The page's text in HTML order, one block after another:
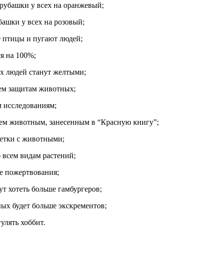
у всех на оранжевый;
у всех на розовый;
и пугают людей;
на 100%;
людей станут желтыми;
защитам животных;
животным, занесенным в “Красную книгу”;
с животными;
видам растений;
пожертвования;
хотеть больше гамбургеров;
будет больше экскрементов;
хоббит.